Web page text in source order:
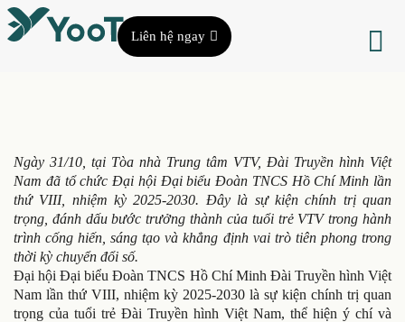
Liên hệ ngay
Ngày 31/10, tại Tòa nhà Trung tâm VTV, Đài Truyền hình Việt
Nam đã tổ chức Đại hội Đại biểu Đoàn TNCS Hồ Chí Minh lần
thứ VIII, nhiệm kỳ 2025-2030. Đây là sự kiện chính trị quan
trọng, đánh dấu bước trưởng thành của tuổi trẻ VTV trong hành
trình cống hiến, sáng tạo và khẳng định vai trò tiên phong trong
thời kỳ chuyển đổi số.
Đại hội Đại biểu Đoàn TNCS Hồ Chí Minh Đài Truyền hình Việt
Nam lần thứ VIII, nhiệm kỳ 2025-2030 là sự kiện chính trị quan
trọng của tuổi trẻ Đài Truyền hình Việt Nam, thể hiện ý chí và